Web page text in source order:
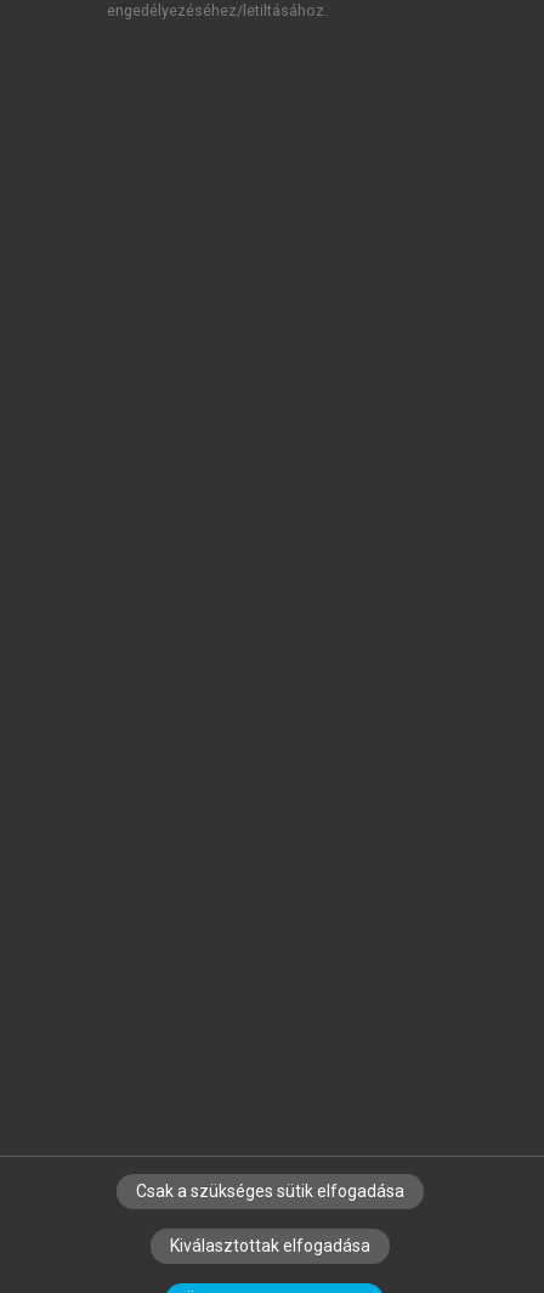
SZERZŐKNEK CÉGEKNEK KÖNYVTÁROSOKNAK
SZERKESZTÉSI ÉS LEKTORÁLÁSI ALAPELVEK
engedélyezéséhez/letiltásához.
Csak a szükséges sütik elfogadása
Kiválasztottak elfogadása